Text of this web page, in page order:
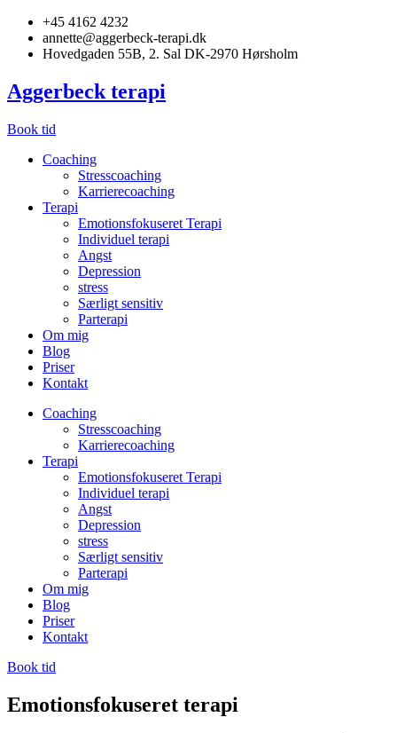
+45 4162 4232
annette@aggerbeck-terapi.dk
Hovedgaden 55B, 2. Sal DK-2970 Hørsholm
Aggerbeck terapi
Book tid
Coaching
Stresscoaching
Karrierecoaching
Terapi
Emotionsfokuseret Terapi
Individuel terapi
Angst
Depression
stress
Særligt sensitiv
Parterapi
Om mig
Blog
Priser
Kontakt
Coaching
Stresscoaching
Karrierecoaching
Terapi
Emotionsfokuseret Terapi
Individuel terapi
Angst
Depression
stress
Særligt sensitiv
Parterapi
Om mig
Blog
Priser
Kontakt
Book tid
Emotionsfokuseret terapi